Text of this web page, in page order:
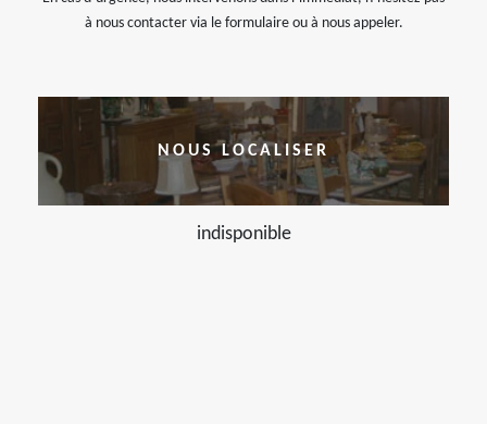
à nous contacter via le formulaire ou à nous appeler.
NOUS LOCALISER
indisponible